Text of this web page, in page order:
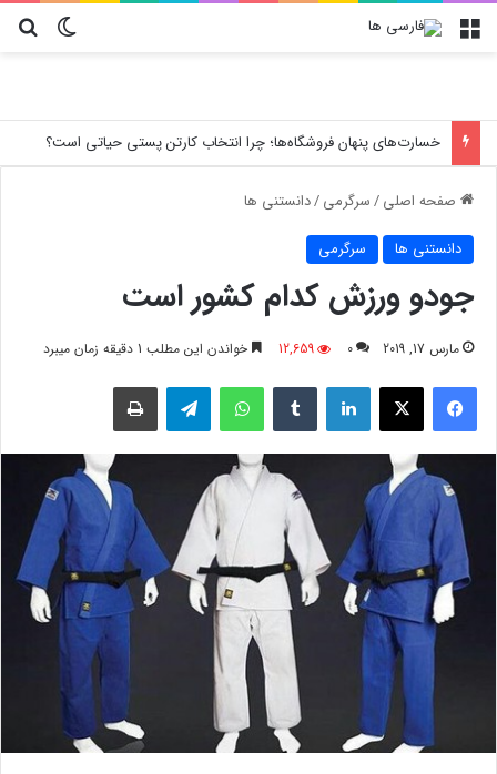
تغییر منو
خسارت‌های پنهان فروشگاه‌ها؛ چرا انتخاب کارتن پستی حیاتی است؟
صفحه اصلی/سرگرمی/دانستنی ها
دانستنی ها سرگرمی
جودو ورزش کدام کشور است
مارس 17, 2019 0
12,659 خواندن این مطلب 1 دقیقه زمان میبرد
فیسبوک لینکدین واتس آپ